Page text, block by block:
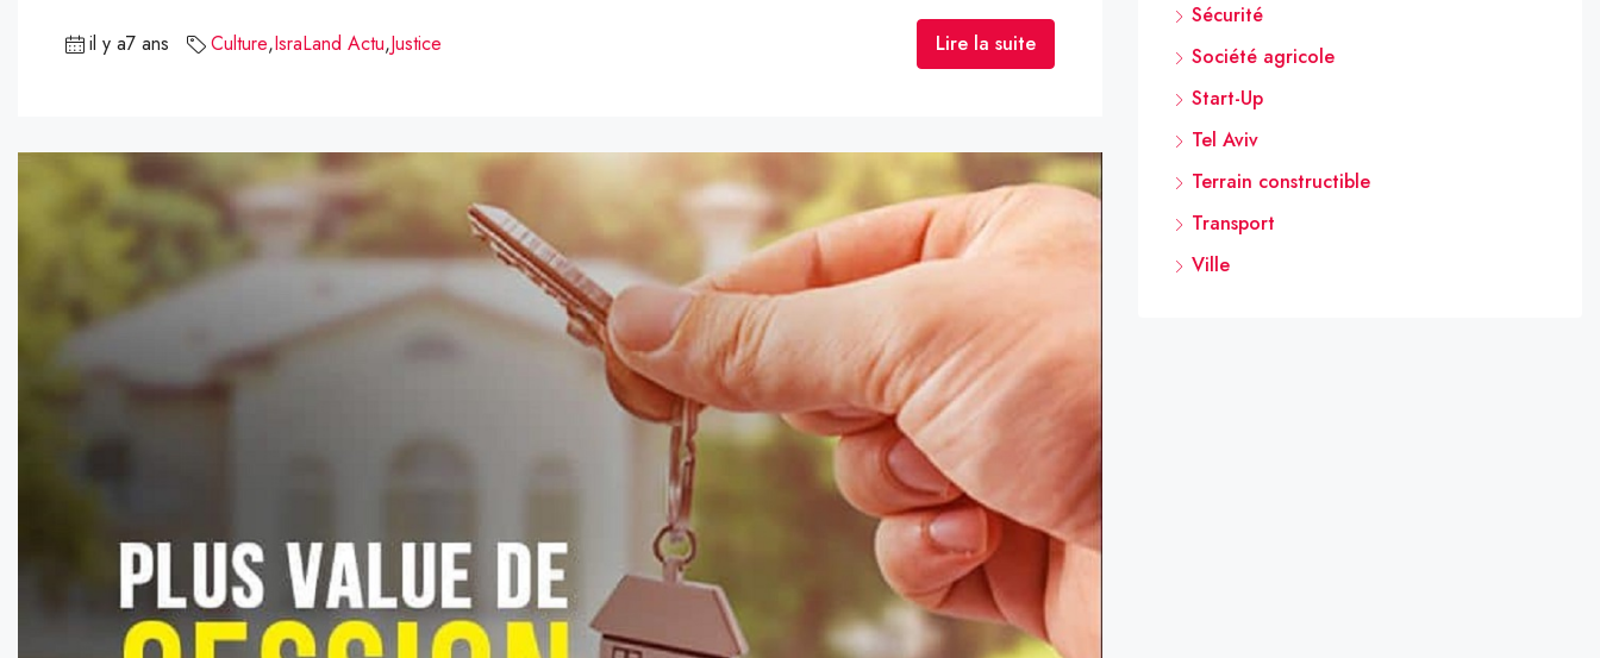
il y a7 ans Culture,IsraLand Actu,Justice Lire la suite
Sécurité
Société agricole
Start-Up
Tel Aviv
Terrain constructible
Transport
Ville